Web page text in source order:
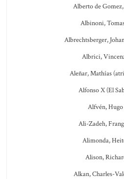
Alberto de
Albinoni,
Albrechtsberger,
Albrici,
Aleñar, Mathías
Alfonso X (El
Alfvén, Hugo
Ali-Zadeh,
Alimonda,
Alison,
Alkan, Charles-